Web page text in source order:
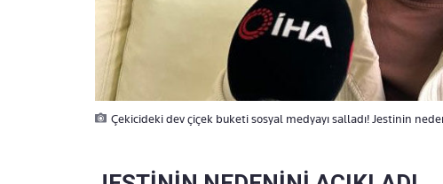
Çekicideki dev çiçek buketi sosyal medyayı salladı! Jestinin